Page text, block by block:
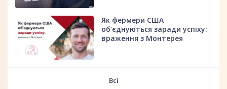
Як фермери США
об’єднуються заради успіху:
враження з Монтерея
Всі